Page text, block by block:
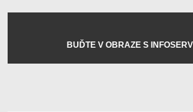
BUĎTE V OBRAZE S